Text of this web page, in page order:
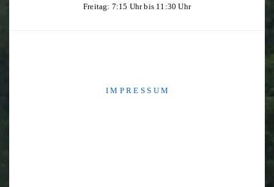
Freitag: 7:15 Uhr bis 11:30 Uhr
I M P R E S S U M